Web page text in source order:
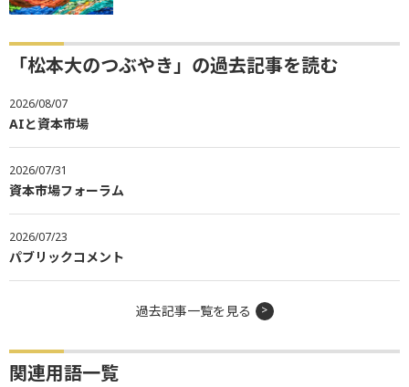
「松本大のつぶやき」の過去記事を読む
2026/08/07
AIと資本市場
2026/07/31
資本市場フォーラム
2026/07/23
パブリックコメント
過去記事一覧を見る
関連用語一覧